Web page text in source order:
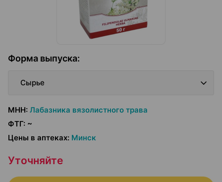
Форма выпуска:
Сырье
МНН: Лабазника вязолистного трава
ФТГ: ~
Цены в аптеках: Минск
Уточняйте